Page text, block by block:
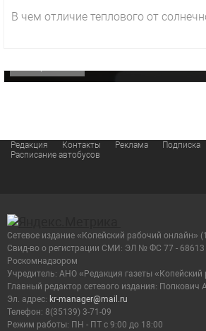
В чем отличие теплового от
«Звезда» Метрана стала
Редакция Контакты Реклама Подписка
Расписание автобусов
Сетевое издание «Копейский рабочий онлайн»
Cвид-во о регистрации СМИ: ЭЛ № ФС 77 - 68613
Роскомнадзором
Учредитель: АНО «Редакция газеты «Копейский
Главный редактор сетевого издания: Попкович
Эл. адрес: kr-manager@mail.ru
Телефон: 8(35139) 3-71-09
Режим работы: ПН - ПТ с 9:00 до 18:00